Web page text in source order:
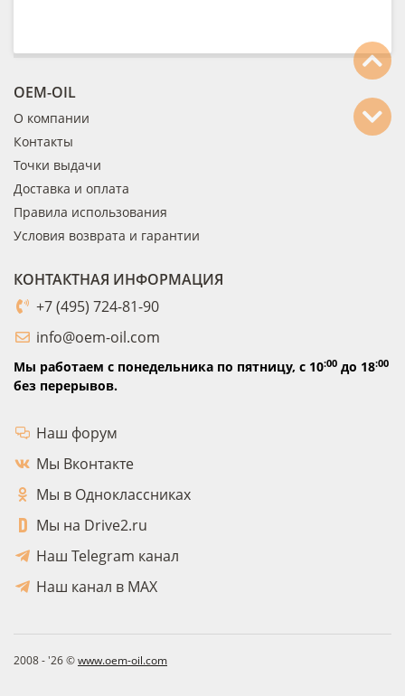
OEM-OIL
О компании
Контакты
Точки выдачи
Доставка и оплата
Правила использования
Условия возврата и гарантии
КОНТАКТНАЯ ИНФОРМАЦИЯ
+7 (495) 724-81-90
info@oem-oil.com
Мы работаем с понедельника по пятницу, с 10:00 до 18:00
без перерывов.
Наш форум
Мы Вконтакте
Мы в Одноклассниках
Мы на Drive2.ru
Наш Telegram канал
Наш канал в MAX
2008 - '26 ©www.oem-oil.com